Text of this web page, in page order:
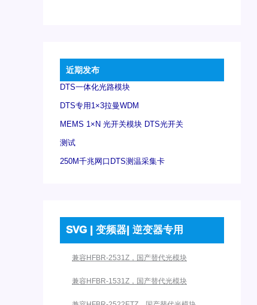
近期发布
DTS一体化光路模块
DTS专用1×3拉曼WDM
MEMS 1×N 光开关模块 DTS光开关
测试
250M千兆网口DTS测温采集卡
SVG | 变频器| 逆变器专用
兼容HFBR-2531Z，国产替代光模块
兼容HFBR-1531Z，国产替代光模块